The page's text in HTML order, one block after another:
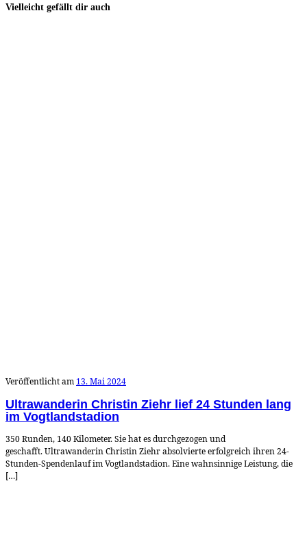
Vielleicht gefällt dir auch
Veröffentlicht am 13. Mai 2024
Ultrawanderin Christin Ziehr lief 24 Stunden lang
im Vogtlandstadion
350 Runden, 140 Kilometer. Sie hat es durchgezogen und
geschafft. Ultrawanderin Christin Ziehr absolvierte erfolgreich ihren 24-
Stunden-Spendenlauf im Vogtlandstadion. Eine wahnsinnige Leistung, die
[…]